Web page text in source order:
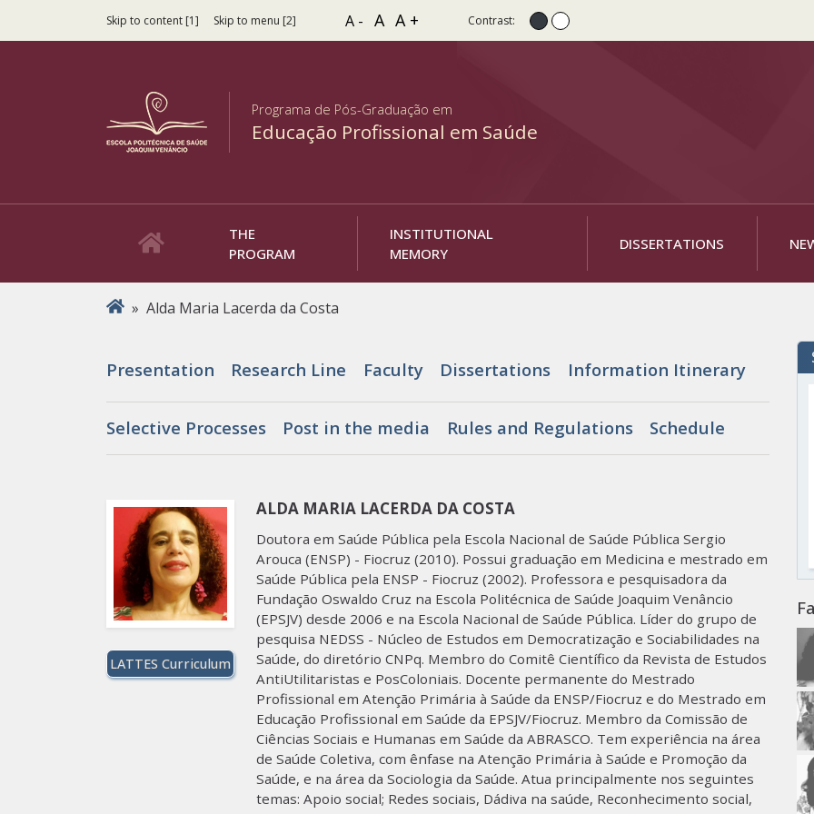
Skip to content [1] Skip to menu [2] A - A A + Contrast: Normal contrast
High contrast
Programa de Pós-Graduação em
Educação Profissional em Saúde
THE
PROGRAM
INSTITUTIONAL
MEMORY
DISSERTATIONS
You are here
» Alda Maria Lacerda da Costa
Presentation Research Line Faculty Dissertations Information Itinerary
Selective Processes Post in the media Rules and Regulations Schedule
LATTES Curriculum
ALDA MARIA LACERDA DA COSTA
Doutora em Saúde Pública pela Escola Nacional de Saúde Pública Sergio
Arouca (ENSP) - Fiocruz (2010). Possui graduação em Medicina e mestrado em
Saúde Pública pela ENSP - Fiocruz (2002). Professora e pesquisadora da
Fundação Oswaldo Cruz na Escola Politécnica de Saúde Joaquim Venâncio
(EPSJV) desde 2006 e na Escola Nacional de Saúde Pública. Líder do grupo de
pesquisa NEDSS - Núcleo de Estudos em Democratização e Sociabilidades na
Saúde, do diretório CNPq. Membro do Comitê Científico da Revista de Estudos
AntiUtilitaristas e PosColoniais. Docente permanente do Mestrado
Profissional em Atenção Primária à Saúde da ENSP/Fiocruz e do Mestrado em
Educação Profissional em Saúde da EPSJV/Fiocruz. Membro da Comissão de
Ciências Sociais e Humanas em Saúde da ABRASCO. Tem experiência na área
de Saúde Coletiva, com ênfase na Atenção Primária à Saúde e Promoção da
Saúde, e na área da Sociologia da Saúde. Atua principalmente nos seguintes
temas: Apoio social; Redes sociais, Dádiva na saúde, Reconhecimento social,